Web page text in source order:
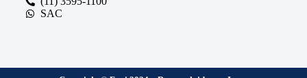
SAC